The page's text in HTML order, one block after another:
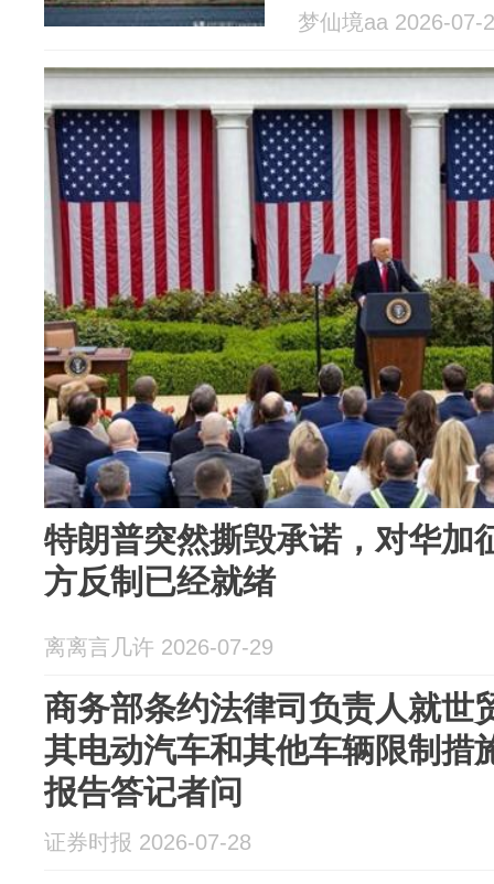
梦仙境aa 2026-07-
特朗普突然撕毁承诺，对华加
方反制已经就绪
离离言几许 2026-07-29
商务部条约法律司负责人就世
其电动汽车和其他车辆限制措
报告答记者问
证券时报 2026-07-28